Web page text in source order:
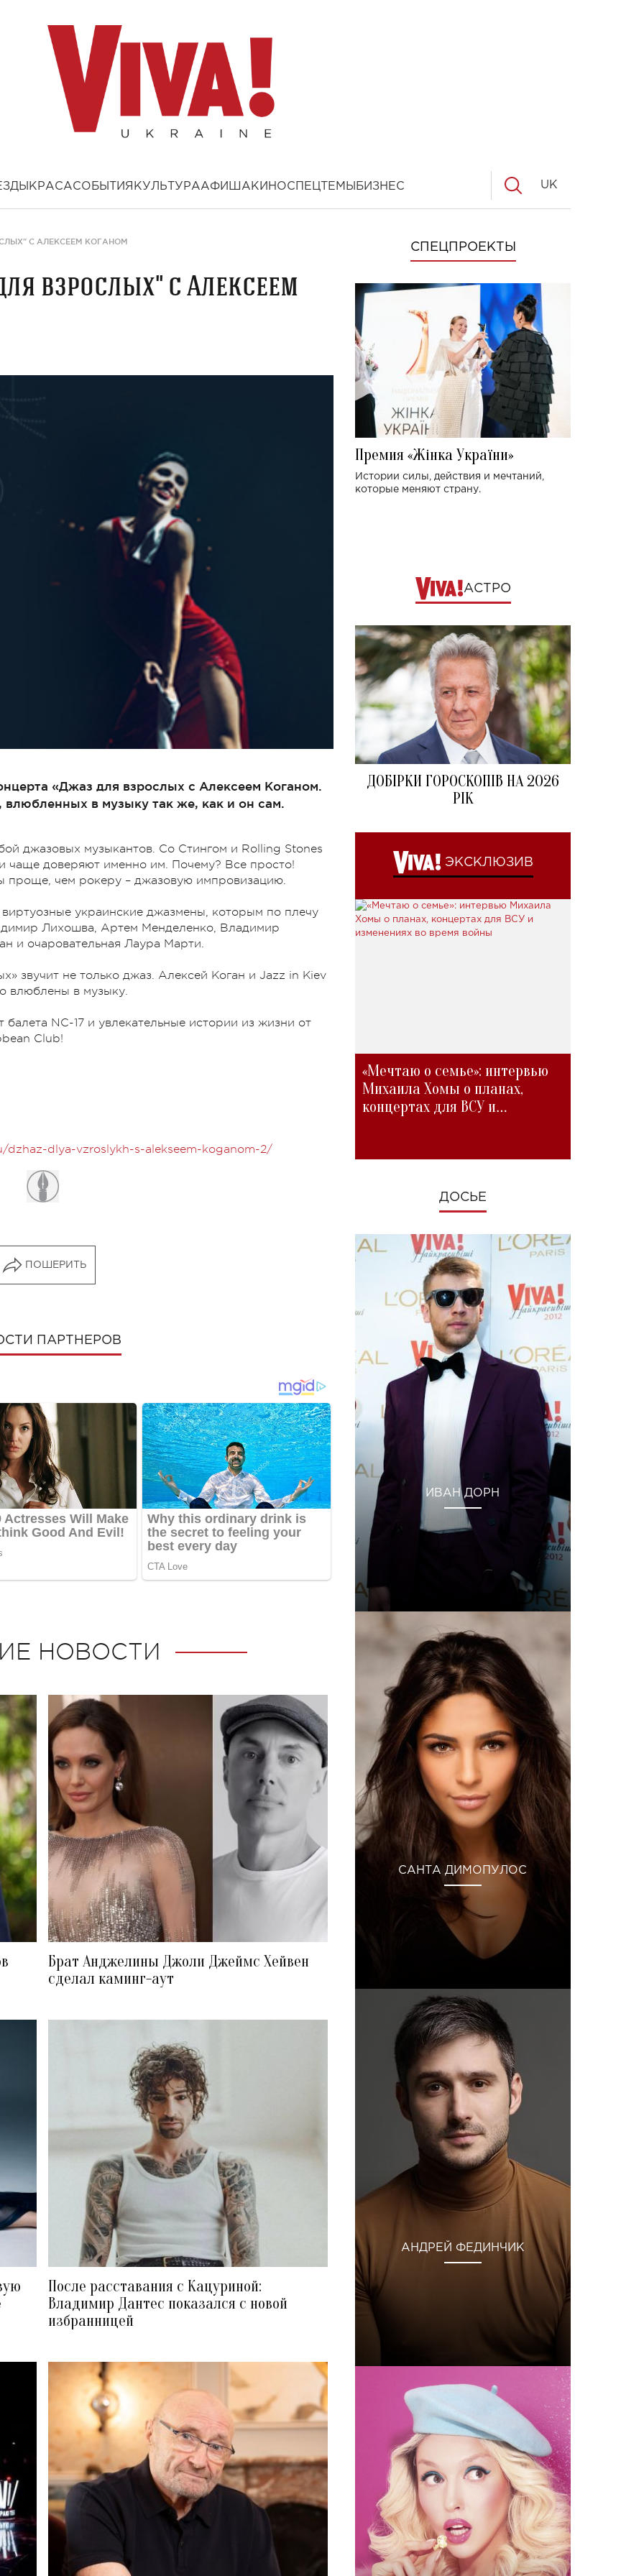
КРАСАСОБЫТИЯ КУЛЬТУРААФИША КИНОСПЕЦТЕМЫ БИЗНЕС UK
С АЛЕКСЕЕМ КОГАНОМ
взрослых" с Алексеем
«Джаз для взрослых с Алексеем Коганом.
в музыку так же, как и он сам.
джазовых музыкантов. Со Стингом и Rolling Stones
чаще доверяют именно им. Почему? Все просто!
проще, чем рокеру – джазовую импровизацию.
украинские джазмены, которым по плечу
Лихошва, Артем Менделенко, Владимир
и очаровательная Лаура Марти.
звучит не только джаз. Алексей Коган и Jazz in Kiev
влюблены в музыку.
NC-17 и увлекательные истории из жизни от
Club!
dlya-vzroslykh-s-alekseem-koganom-2/
ПОШЕРИТЬ
ПАРТНЕРОВ
НОВОСТИ
Брат Анджелины Джоли Джеймс Хейвен
сделал каминг-аут
После расставания с Кацуриной:
Владимир Дантес показался с новой
избранницей
СПЕЦПРОЕКТЫ
Премия «Жінка України»
Истории силы, действия и мечтаний,
которые меняют страну.
АСТРО
ДОБІРКИ ГОРОСКОПІВ НА 2026
РІК
ЭКСКЛЮЗИВ
«Мечтаю о семье»: интервью
Михаила Хомы о планах,
концертах для ВСУ и
ДОСЬЕ
ИВАН ДОРН
САНТА ДИМОПУЛОС
АНДРЕЙ ФЕДИНЧИК